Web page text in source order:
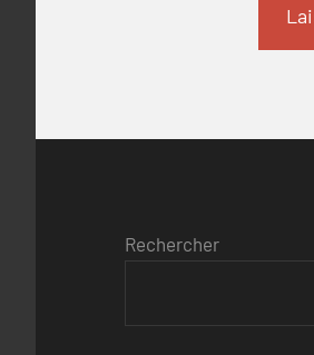
Rechercher